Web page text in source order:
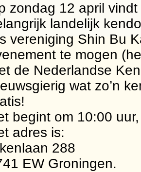
zondag 12 april
landelijk
vereniging Shin Bu
te mogen
de Nederlandse
wat zo’n
begint om 10:00
adres is:
288
EW Groningen.